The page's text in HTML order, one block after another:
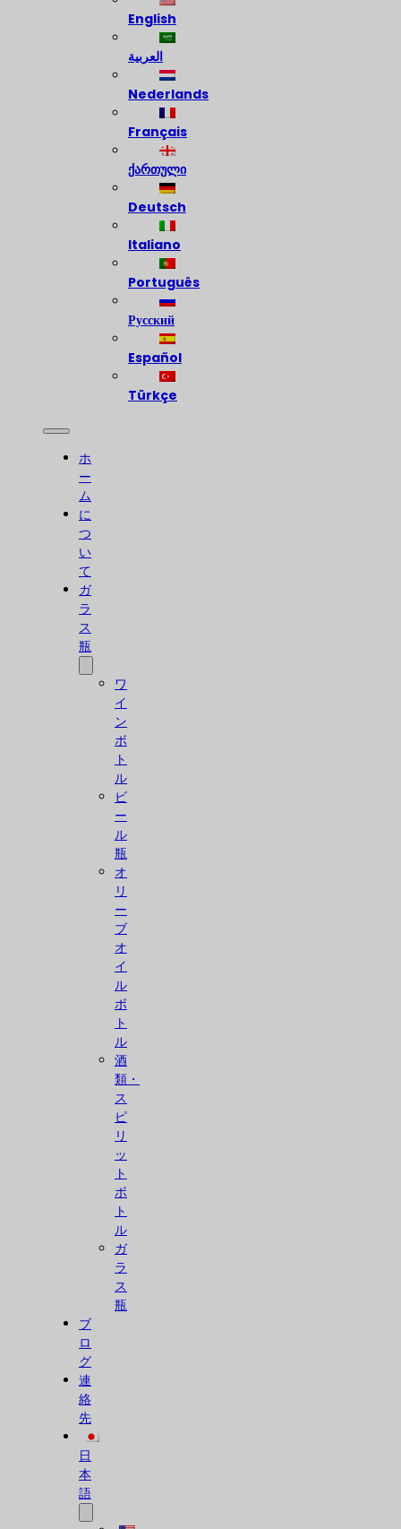
English
العربية
Nederlands
Français
ქართული
Deutsch
Italiano
Português
Русский
Español
Türkçe
ホ
ー
ム
に
つ
い
て
ガ
ラ
ス
瓶
ワ
イ
ン
ボ
ト
ル
ビ
ー
ル
瓶
オ
リ
ー
ブ
オ
イ
ル
ボ
ト
ル
酒
類・
ス
ピ
リ
ッ
ト
ボ
ト
ル
ガ
ラ
ス
瓶
ブ
ロ
グ
連
絡
先
日
本
語